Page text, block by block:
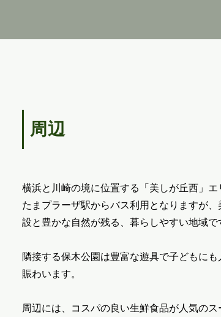
周辺
横浜と川崎の境に位置する「美しが丘西」エ
たまプラーザ駅からバス利用となりますが
設と豊かな自然が残る、暮らしやすい地域で
隣接する保木公園は豊富な遊具で子どもに
賑わいます。
周辺には、コスパの良い生鮮食品が人気の